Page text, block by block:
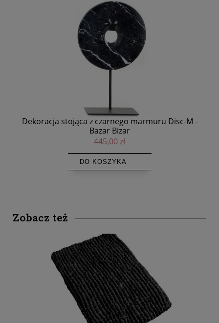
Dekoracja stojąca z czarnego marmuru Disc-S -
Bazar Bizar
389,00 zł
DO KOSZYKA
Zobacz też